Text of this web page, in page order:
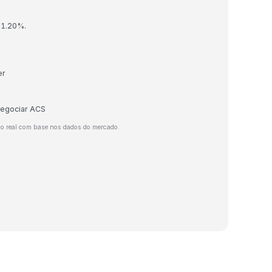
ACS
real com base nos dados do mercado.